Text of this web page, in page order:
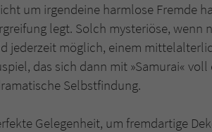
um irgendeine harmlose Fremde
legt. Solch mysteriöse, wenn
jederzeit möglich, einem
das sich dann mit »Samurai«
Selbstfindung.
Gelegenheit, um fremdartige